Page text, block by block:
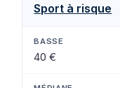
Sport à risque
40 €